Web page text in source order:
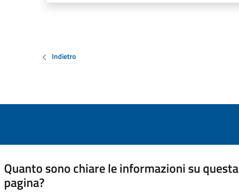
Indietro
Quanto sono chiare le informazioni su questa
pagina?